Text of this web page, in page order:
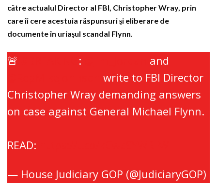
către actualul Director al FBI, Christopher Wray, prin
care îi cere acestuia răspunsuri şi eliberare de
documente în uriaşul scandal Flynn.
🚨 :
and
write to FBI Director
Christopher Wray demanding answers
on case against General Michael Flynn.
READ:
— House Judiciary GOP (@JudiciaryGOP)